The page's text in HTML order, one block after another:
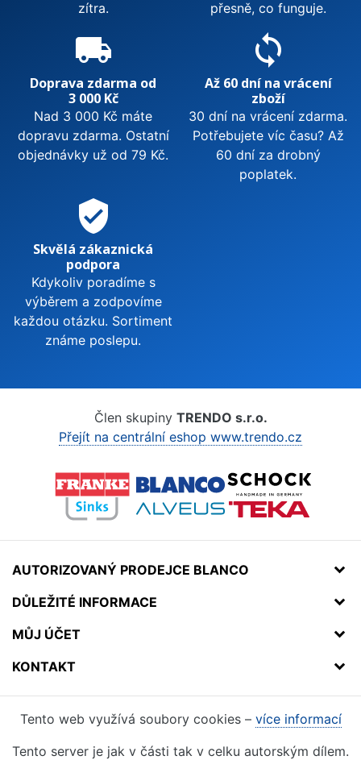
zítra.
přesně, co funguje.
local_shipping
Doprava zdarma od
3 000 Kč
Nad 3 000 Kč máte
dopravu zdarma. Ostatní
objednávky už od 79 Kč.
sync
Až 60 dní na vrácení
zboží
30 dní na vrácení zdarma.
Potřebujete víc času? Až
60 dní za drobný
poplatek.
verified_user
Skvělá zákaznická
podpora
Kdykoliv poradíme s
výběrem a zodpovíme
každou otázku. Sortiment
známe poslepu.
Člen skupiny TRENDO s.r.o.
Přejít na centrální eshop www.trendo.cz
AUTORIZOVANÝ PRODEJCE BLANCO
DŮLEŽITÉ INFORMACE
MŮJ ÚČET
KONTAKT
Tento web využívá soubory cookies – více informací
Tento server je jak v části tak v celku autorským dílem.